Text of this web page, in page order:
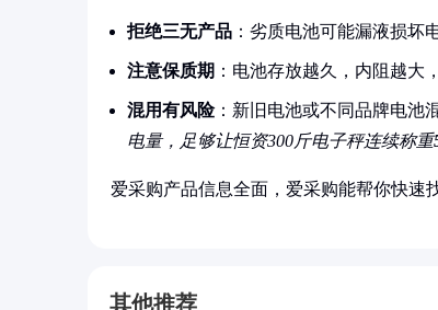
拒绝三无产品 ：劣质电池可能漏液损坏
注意保质期 ：电池存放越久，内阻越大
混用有风险：新旧电池或不同品牌电池
电量，足够让恒资300斤电子秤连续称重
爱采购产品信息全面，爱采购能帮你快速
其他推荐